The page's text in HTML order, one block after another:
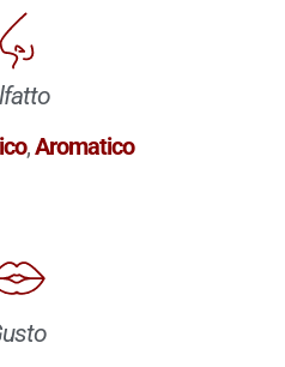
,Aromatico